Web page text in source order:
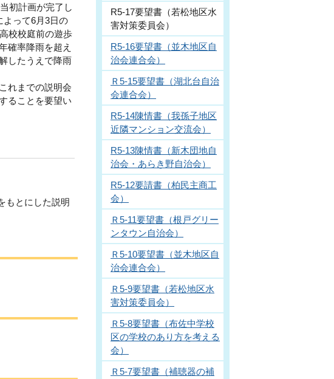
初計画が完了し
よって6月3日の
校校庭前の遊歩
確率降雨を超え
したうえで降雨
れまでの説明会
ることを要望い
もとにした説明
R5-17要望書（若松地区水
害対策委員会）
R5-16要望書（並木地区自
治会連合会）
Ｒ5-15要望書（湖北台自治
会連合会）
R5-14陳情書（我孫子地区
近隣マンション交流会）
R5-13陳情書（新木団地自
治会・あらき野自治会）
R5-12要請書（柏民主商工
会）
Ｒ5-11要望書（根戸グリー
ンタウン自治会）
Ｒ5-10要望書（並木地区自
治会連合会）
Ｒ5-9要望書（若松地区水
害対策委員会）
Ｒ5-8要望書（布佐中学校
区の学校のあり方を考える
会）
Ｒ5-7要望書（補聴器の補